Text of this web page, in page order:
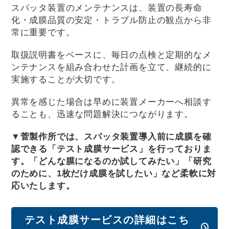
スパッタ装置のメンテナンスは、装置の長寿命
化・成膜品質の安定・トラブル防止の観点から非
常に重要です。
取扱説明書をベースに、毎日の点検と定期的なメ
ンテナンスを組み合わせた計画を立て、継続的に
実施することが大切です。
異常を感じた場合は早めに装置メーカーへ相談す
ることも、迅速な問題解決につながります。
▼ 菅製作所では、スパッタ装置導入前に成膜を確
認できる「テスト成膜サービス」を行っておりま
す。「どんな膜になるのか試してみたい」「研究
のために、1枚だけ成膜を試したい」など柔軟に対
応いたします。
テスト成膜サービスの詳細はこち